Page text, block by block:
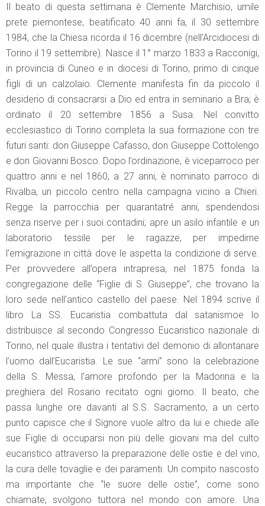
Il beato di questa settimana è Clemente Marchisio, umile
prete piemontese, beatificato 40 anni fa, il 30 settembre
1984, che la Chiesa ricorda il 16 dicembre (nell’Arcidiocesi di
Torino il 19 settembre). Nasce il 1° marzo 1833 a Racconigi,
in provincia di Cuneo e in diocesi di Torino, primo di cinque
figli di un calzolaio. Clemente manifesta fin da piccolo il
desiderio di consacrarsi a Dio ed entra in seminario a Bra; è
ordinato il 20 settembre 1856 a Susa. Nel convitto
ecclesiastico di Torino completa la sua formazione con tre
futuri santi: don Giuseppe Cafasso, don Giuseppe Cottolengo
e don Giovanni Bosco. Dopo l’ordinazione, è viceparroco per
quattro anni e nel 1860, a 27 anni, è nominato parroco di
Rivalba, un piccolo centro nella campagna vicino a Chieri.
Regge la parrocchia per quarantatré anni, spendendosi
senza riserve per i suoi contadini; apre un asilo infantile e un
laboratorio tessile per le ragazze, per impedirne
l’emigrazione in città dove le aspetta la condizione di serve.
Per provvedere all’opera intrapresa, nel 1875 fonda la
congregazione delle “Figlie di S. Giuseppe”, che trovano la
loro sede nell’antico castello del paese. Nel 1894 scrive il
libro La SS. Eucaristia combattuta dal satanismoe lo
distribuisce al secondo Congresso Eucaristico nazionale di
Torino, nel quale illustra i tentativi del demonio di allontanare
l’uomo dall’Eucaristia. Le sue “armi” sono la celebrazione
della S. Messa, l’amore profondo per la Madonna e la
preghiera del Rosario recitato ogni giorno. Il beato, che
passa lunghe ore davanti al S.S. Sacramento, a un certo
punto capisce che il Signore vuole altro da lui e chiede alle
sue Figlie di occuparsi non più delle giovani ma del culto
eucaristico attraverso la preparazione delle ostie e del vino,
la cura delle tovaglie e dei paramenti. Un compito nascosto
ma importante che “le suore delle ostie”, come sono
chiamate, svolgono tuttora nel mondo con amore. Una